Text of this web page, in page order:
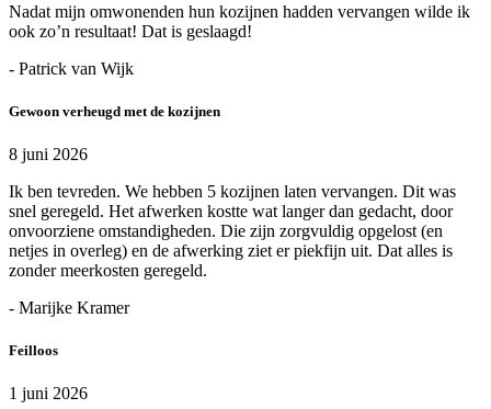
Nadat mijn omwonenden hun kozijnen hadden vervangen wilde ik
ook zo’n resultaat! Dat is geslaagd!
- Patrick van Wijk
Gewoon verheugd met de kozijnen
8 juni 2026
Ik ben tevreden. We hebben 5 kozijnen laten vervangen. Dit was
snel geregeld. Het afwerken kostte wat langer dan gedacht, door
onvoorziene omstandigheden. Die zijn zorgvuldig opgelost (en
netjes in overleg) en de afwerking ziet er piekfijn uit. Dat alles is
zonder meerkosten geregeld.
- Marijke Kramer
Feilloos
1 juni 2026